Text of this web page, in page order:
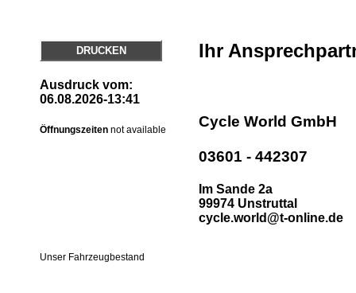
DRUCKEN
Ausdruck vom:
06.08.2026-13:41
Öffnungszeiten not available
Ihr
Cycle World GmbH
03601 - 442307
Im Sande 2a
99974 Unstruttal
cycle.world@t-online.de
Unser Fahrzeugbestand